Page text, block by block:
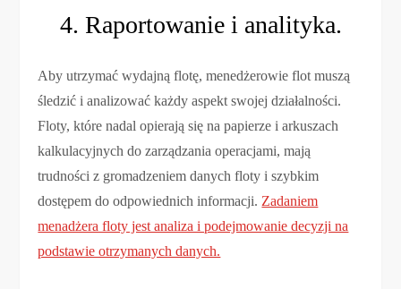
4. Raportowanie i analityka.
Aby utrzymać wydajną flotę, menedżerowie flot muszą
śledzić i analizować każdy aspekt swojej działalności.
Floty, które nadal opierają się na papierze i arkuszach
kalkulacyjnych do zarządzania operacjami, mają
trudności z gromadzeniem danych floty i szybkim
dostępem do odpowiednich informacji. Zadaniem
menadżera floty jest analiza i podejmowanie decyzji na
podstawie otrzymanych danych.